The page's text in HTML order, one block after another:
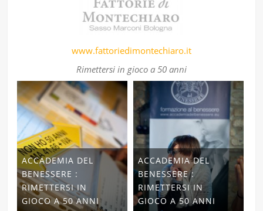
www.fattoriedimontechiaro.it
Rimettersi in gioco a 50 anni
ACCADEMIA DEL
BENESSERE :
RIMETTERSI IN
GIOCO A 50 ANNI
ACCADEMIA DEL
BENESSERE :
RIMETTERSI IN
GIOCO A 50 ANNI